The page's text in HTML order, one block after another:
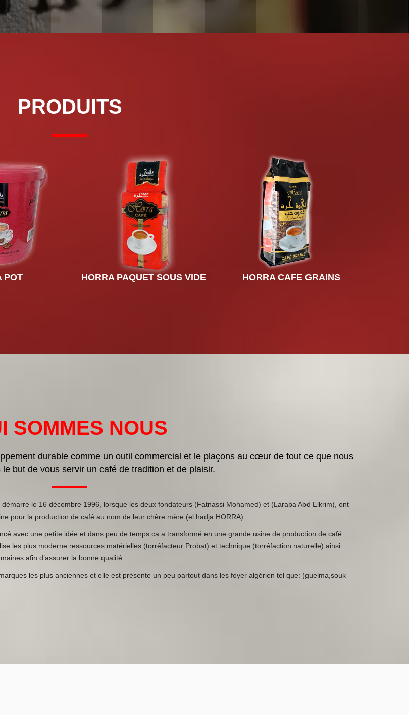
PRODUITS
POT HORRA PAQUET SOUS VIDE HORRA CAFE GRAINS
SOMMES NOUS
durable comme un outil commercial et le plaçons au cœur de tout ce que nous
but de vous servir un café de tradition et de plaisir.
démarre le 16 décembre 1996, lorsque les deux fondateurs (Fatnassi Mohamed) et (Laraba Abd Elkrim), ont
pour la production de café au nom de leur chère mère (el hadja HORRA).
avec une petite idée et dans peu de temps ca a transformé en une grande usine de production de café
les plus moderne ressources matérielles (torréfacteur Probat) et technique (torréfaction naturelle) ainsi
afin d’assurer la bonne qualité.
les plus anciennes et elle est présente un peu partout dans les foyer algérien tel que: (guelma,souk